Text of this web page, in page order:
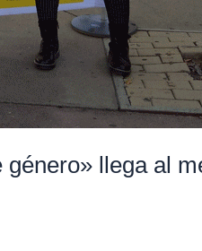
llega al